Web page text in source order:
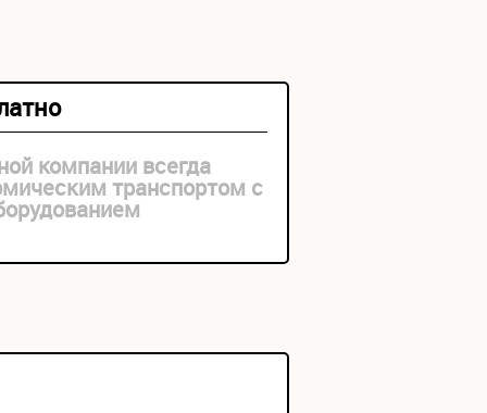
компании всегда
транспортом с